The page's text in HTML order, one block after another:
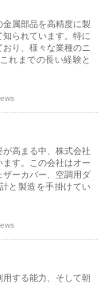
属部品を高精度に製
られています。特に
おり、様々な業種のニ
れまでの長い経験と
高まる中、株式会社
す。この会社はオー
ザーカバー、空調用ダ
と製造を手掛けてい
する能力、そして朝